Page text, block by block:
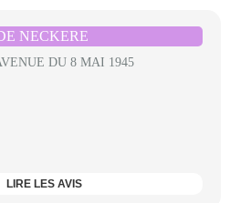
NECKERE
DU 8 MAI 1945
LIRE LES AVIS